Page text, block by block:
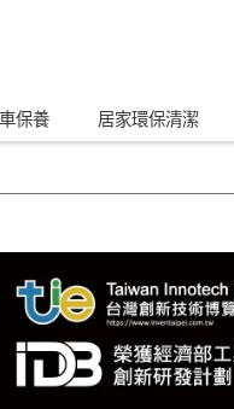
保養 居家環保清潔